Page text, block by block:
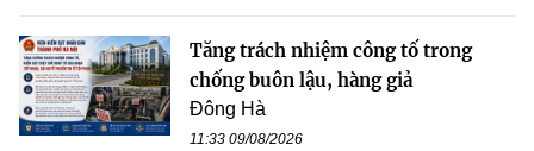
Tăng trách nhiệm công tố trong
chống buôn lậu, hàng giả
Đông Hà
11:33 09/08/2026